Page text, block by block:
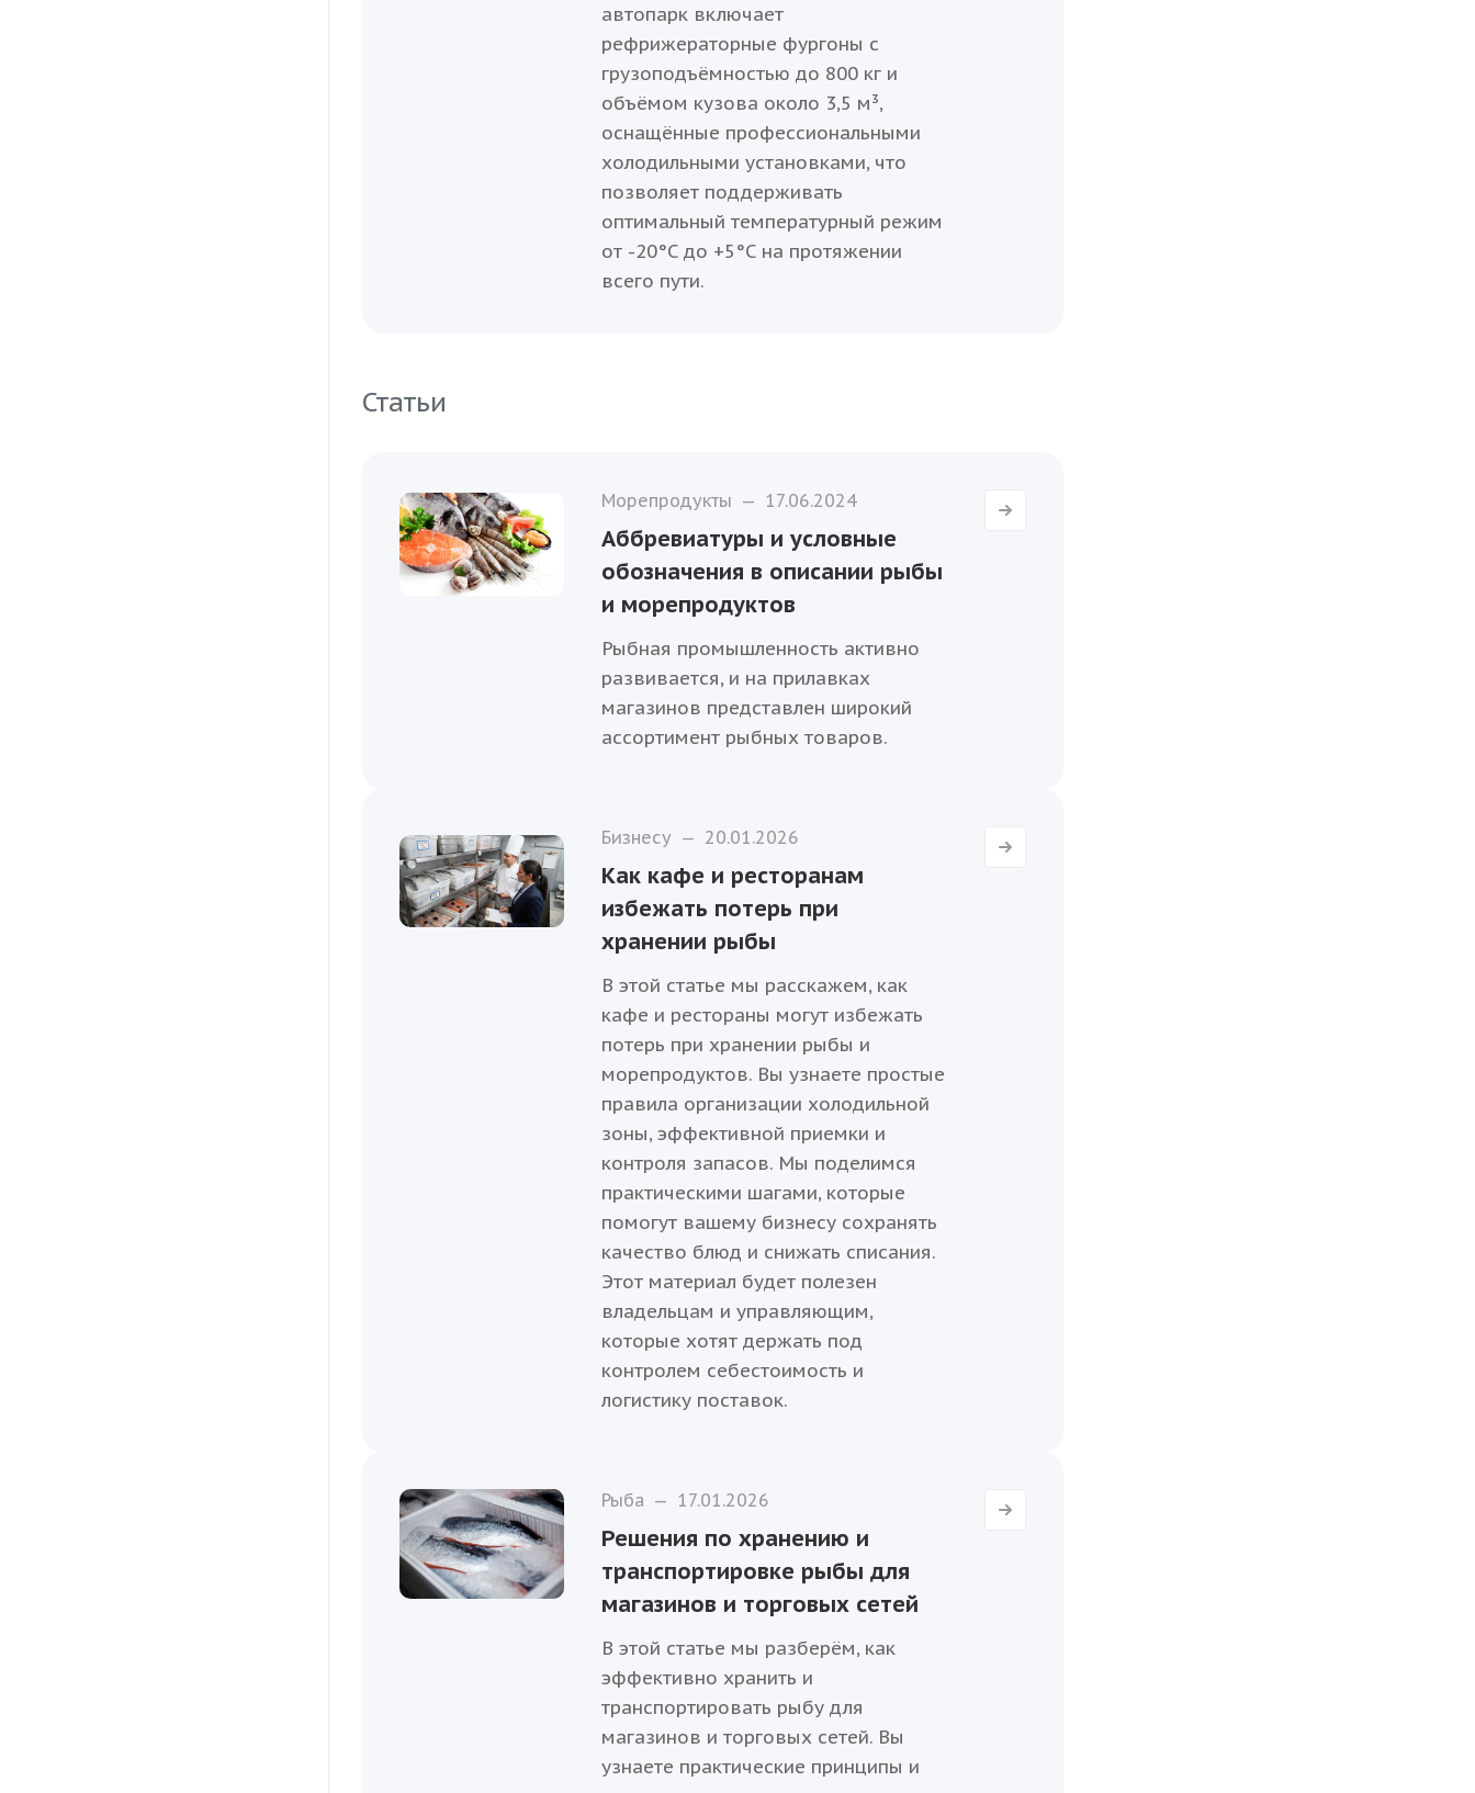
автопарк включает
рефрижераторные фургоны с
грузоподъёмностью до 800 кг и
объёмом кузова около 3,5 м³,
оснащённые профессиональными
холодильными установками, что
позволяет поддерживать
оптимальный температурный режим
от -20°C до +5°C на протяжении
всего пути.
Статьи
Морепродукты — 17.06.2024
Аббревиатуры и условные
обозначения в описании рыбы
и морепродуктов
Рыбная промышленность активно
развивается, и на прилавках
магазинов представлен широкий
ассортимент рыбных товаров.
Бизнесу — 20.01.2026
Как кафе и ресторанам
избежать потерь при
хранении рыбы
В этой статье мы расскажем, как
кафе и рестораны могут избежать
потерь при хранении рыбы и
морепродуктов. Вы узнаете простые
правила организации холодильной
зоны, эффективной приемки и
контроля запасов. Мы поделимся
практическими шагами, которые
помогут вашему бизнесу сохранять
качество блюд и снижать списания.
Этот материал будет полезен
владельцам и управляющим,
которые хотят держать под
контролем себестоимость и
логистику поставок.
Рыба — 17.01.2026
Решения по хранению и
транспортировке рыбы для
магазинов и торговых сетей
В этой статье мы разберём, как
эффективно хранить и
транспортировать рыбу для
магазинов и торговых сетей. Вы
узнаете практические принципы и